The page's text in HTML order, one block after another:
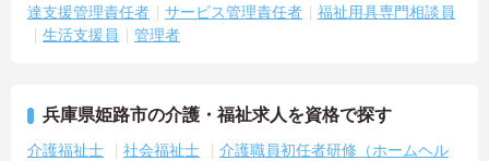
達支援管理責任者
サービス管理責任者
福祉用具専門相談員
生活支援員
管理者
兵庫県姫路市の介護・福祉求人を資格で探す
介護福祉士 社会福祉士
介護職員初任者研修（ホームヘル